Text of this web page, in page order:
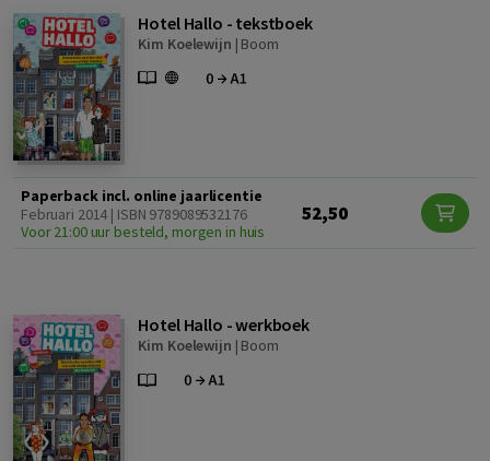
Hotel Hallo - tekstboek
Kim Koelewijn | Boom
Paperback incl. online jaarlicentie
Februari 2014 | ISBN 9789089532176
Voor 21:00 uur besteld, morgen in huis
52,50
Hotel Hallo - werkboek
Kim Koelewijn | Boom